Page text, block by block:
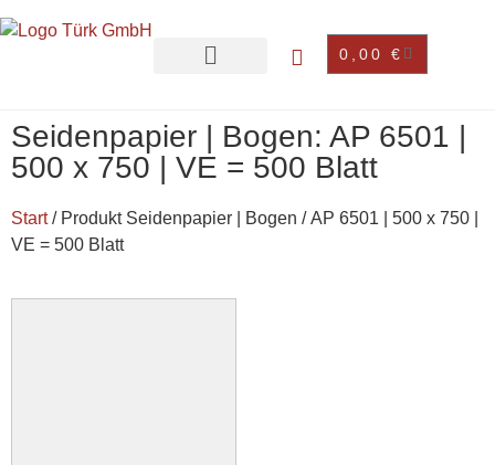
0,00 €
Seidenpapier | Bogen: AP 6501 |
500 x 750 | VE = 500 Blatt
Start/ Produkt Seidenpapier | Bogen / AP 6501 | 500 x 750 |
VE = 500 Blatt